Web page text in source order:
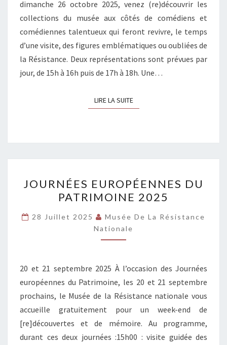
dimanche 26 octobre 2025, venez (re)découvrir les
collections du musée aux côtés de comédiens et
comédiennes talentueux qui feront revivre, le temps
d’une visite, des figures emblématiques ou oubliées de
la Résistance. Deux représentations sont prévues par
jour, de 15h à 16h puis de 17h à 18h. Une…
LIRE LA SUITELIRE LA SUITE
EUROPÉENNES
DU
PATRIMOINE
2025
JOURNÉES EUROPÉENNES DU
PATRIMOINE 2025
28 Juillet 2025
Musée De La Résistance
Nationale
20 et 21 septembre 2025 À l’occasion des Journées
européennes du Patrimoine, les 20 et 21 septembre
prochains, le Musée de la Résistance nationale vous
accueille gratuitement pour un week-end de
[re]découvertes et de mémoire. Au programme,
durant ces deux journées :15h00 : visite guidée des